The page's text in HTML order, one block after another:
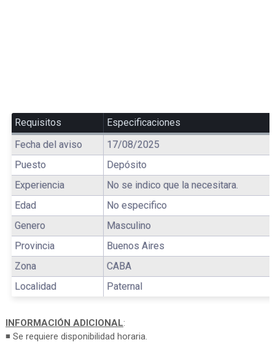
Requisitos
Especificaciones
Fecha del aviso
17/08/2025
Puesto
Depósito
Experiencia
No se indico que la necesitara.
Edad
No especifico
Genero
Masculino
Provincia
Buenos Aires
Zona
CABA
Localidad
Paternal
INFORMACIÓN ADICIONAL:
◾ Se requiere disponibilidad horaria.